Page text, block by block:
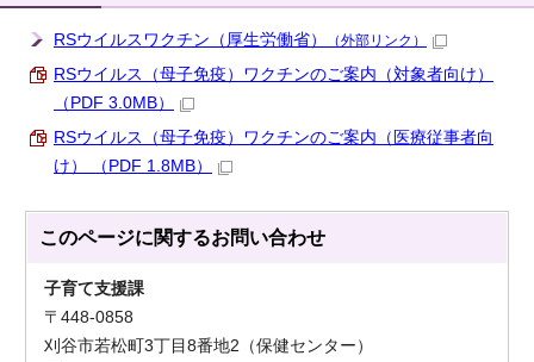
RSウイルスワクチン（厚生労働省） （外部リンク）
RSウイルス（母子免疫）ワクチンのご案内（対象者向け）
（PDF 3.0MB）
RSウイルス（母子免疫）ワクチンのご案内（医療従事者向
け） （PDF 1.8MB）
このページに関するお問い合わせ
子育て支援課
〒448-0858
刈谷市若松町3丁目8番地2（保健センター）